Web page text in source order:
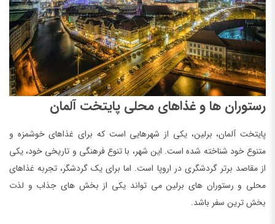
رستوران ها و غذاهای محلی پایتخت آلمان
پایتخت آلمان، برلین، یکی از شهرهایی است که برای غذاهای خوشمزه و
متنوع خود شناخته شده است. این شهر، با تنوع فرهنگی و تاریخی خود، یکی
از مقاصد برتر گردشگری در اروپا است. اما برای یک گردشگر، تجربه غذاهای
محلی و رستوران های برلین می تواند یکی از بخش های جذاب و لذت
بخش ترین سفر باشد.